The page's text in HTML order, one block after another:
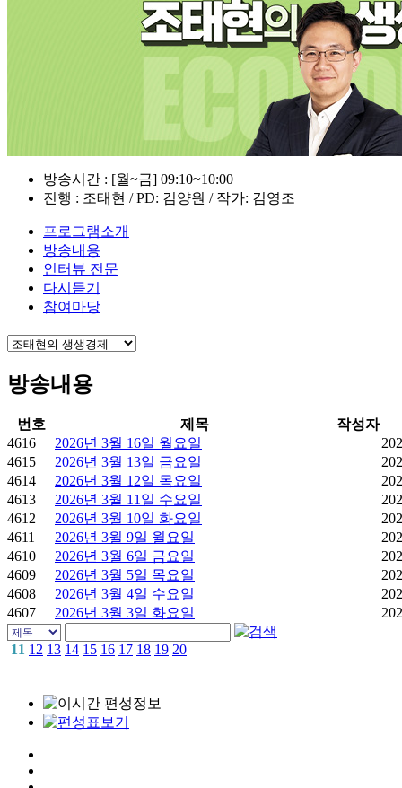
방송시간 : [월~금] 09:10~10:00
진행 : 조태현 / PD: 김양원 / 작가: 김영조
프로그램소개
방송내용
인터뷰 전문
다시듣기
참여마당
방송내용
번호 제목
작성자
4616
2026년 3월 16일 월요일
4615
2026년 3월 13일 금요일
4614
2026년 3월 12일 목요일
4613
2026년 3월 11일 수요일
4612
2026년 3월 10일 화요일
4611
2026년 3월 9일 월요일
4610
2026년 3월 6일 금요일
4609
2026년 3월 5일 목요일
4608
2026년 3월 4일 수요일
4607
2026년 3월 3일 화요일
11 12 13 14 15 16 17 18 19 20